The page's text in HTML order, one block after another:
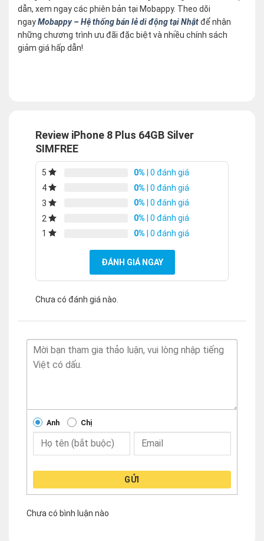
dẫn, xem ngay các phiên bản tại Mobappy. Theo dõi
ngayMobappy – Hệ thống bán lẻ di động tại Nhậtđể nhận
những chương trình ưu đãi đặc biệt và nhiều chính sách
giảm giá hấp dẫn!
Review iPhone 8 Plus 64GB Silver
SIMFREE
5 0% | 0 đánh giá
4
0% | 0 đánh giá
3
0% | 0 đánh giá
2
0% | 0 đánh giá
1
0% | 0 đánh giá
ĐÁNH GIÁ NGAY
Chưa có đánh giá nào.
Anh Chị
GỬI
Chưa có bình luận nào